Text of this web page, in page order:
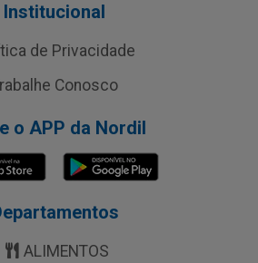
Institucional
de Privacidade
Conosco
o APP da Nordil
ALIMENTOS